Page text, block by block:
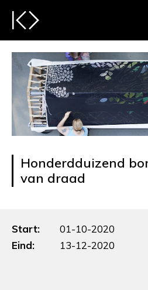
Honderdduizend
van draad
Start:
01-10-2020
Eind:
13-12-2020